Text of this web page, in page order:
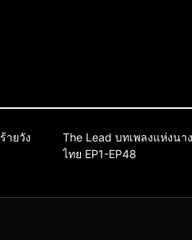
ายวัง
Drama ซีรี่ย์จีน
The Lead บทเพลงแห่งนา
ไทย EP1-EP48